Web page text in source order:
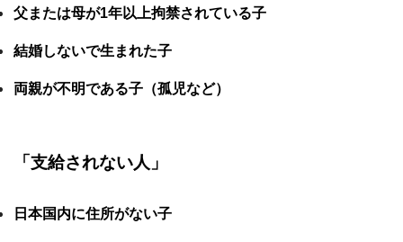
父または母が1年以上拘禁されている子
結婚しないで生まれた子
両親が不明である子（孤児など）
「支給されない人」
日本国内に住所がない子